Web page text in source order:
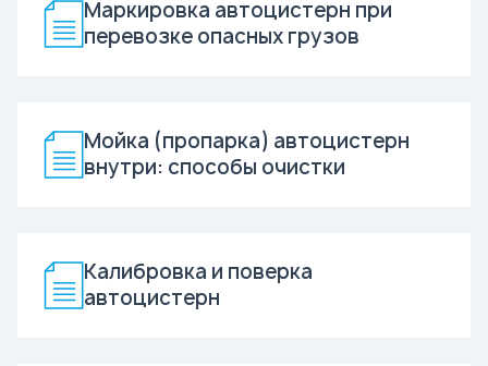
Маркировка автоцистерн при
перевозке опасных грузов
Мойка (пропарка) автоцистерн
внутри: способы очистки
Калибровка и поверка
автоцистерн